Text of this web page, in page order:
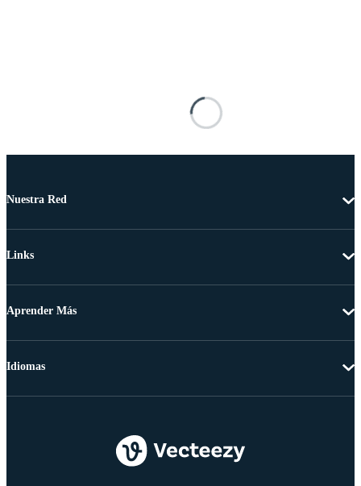
Nuestra Red
Links
Aprender Más
Idiomas